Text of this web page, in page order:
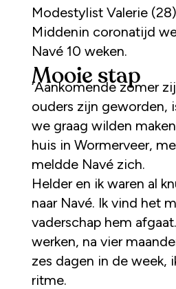
Modestylist Valerie (28) is getrouwd met Helder (32, kok).
Middenin coronatijd
Navé 10 weken.
Mooie stap
‘Aankomende zomer
ouders zijn geworden,
we graag wilden
huis in Wormerveer,
meldde Navé zich.
Helder en ik waren al
naar Navé. Ik vind het
vaderschap hem
werken, na vier
zes dagen in de week,
ritme.